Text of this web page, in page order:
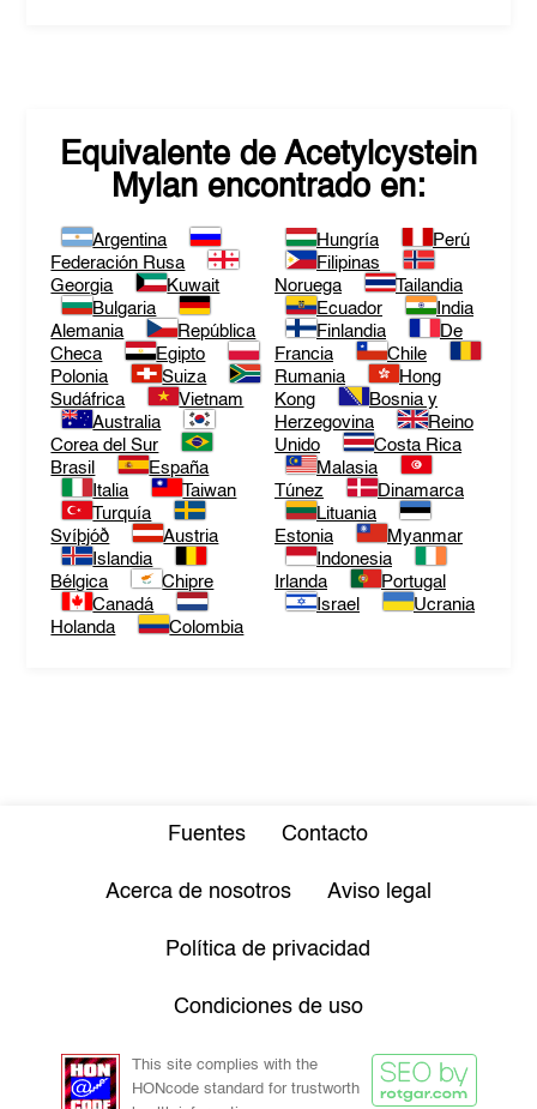
Equivalente de Acetylcystein
Mylan encontrado en:
Argentina
Federación Rusa
Georgia
Kuwait
Bulgaria
Alemania
República
Checa
Egipto
Polonia
Suiza
Sudáfrica
Vietnam
Australia
Corea del Sur
Brasil
España
Italia
Taiwan
Turquía
Svíþjóð
Austria
Islandia
Bélgica
Chipre
Canadá
Holanda
Colombia
Hungría
Perú
Filipinas
Noruega
Tailandia
Ecuador
India
Finlandia
De
Francia
Chile
Rumania
Hong
Kong
Bosnia y
Herzegovina
Reino
Unido
Costa Rica
Malasia
Túnez
Dinamarca
Lituania
Estonia
Myanmar
Indonesia
Irlanda
Portugal
Israel
Ucrania
Fuentes Contacto
Acerca de nosotros Aviso legal
Política de privacidad
Condiciones de uso
This site complies with the
HONcode standard for trustworth